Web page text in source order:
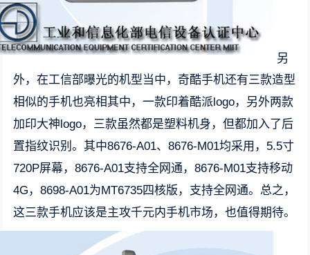
另
外，在工信部曝光的机型当中，奇酷手机还有三款造型
相似的手机也亮相其中，一款印着酷派logo，另外两款
加印大神logo，三款虽然都是塑料机身，但都加入了后
置指纹识别。其中8676-A01、8676-M01均采用，5.5寸
720P屏幕，8676-A01支持全网通，8676-M01支持移动
4G，8698-A01为MT6735四核版，支持全网通。总之，
这三款手机应该是主攻千元内手机市场，也值得期待。